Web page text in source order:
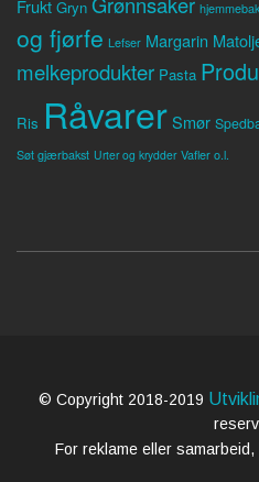
Frukt Gryn
og fjørfe Lefser Margarin
melkeprodukter Pasta
Ris RåvarerSmør
Søt gjærbakst Urter og krydder Vafler o.l.
© Copyright 2018-2019
For reklame eller